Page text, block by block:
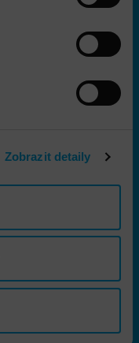
Zobrazit detaily